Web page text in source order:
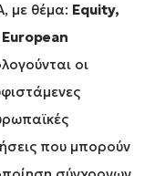
με θέμα: Equity,
οι
που μπορούν